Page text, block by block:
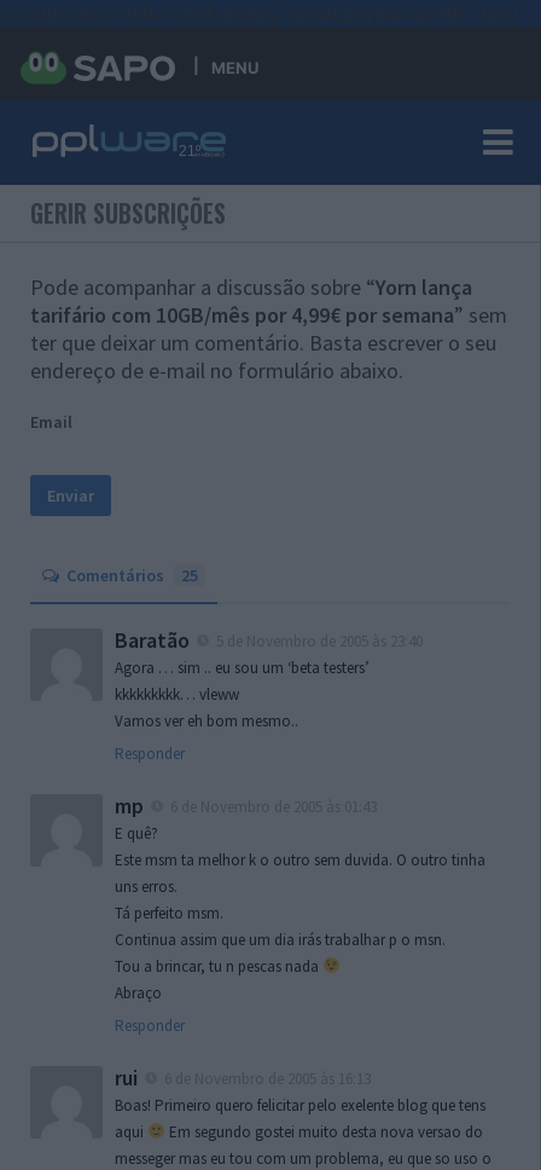
MENU
GERIR SUBSCRIÇÕES
Pode acompanhar a discussão sobre “Yorn lança
tarifário com 10GB/mês por 4,99€ por semana” sem
ter que deixar um comentário. Basta escrever o seu
endereço de e-mail no formulário abaixo.
Email
Comentários 25
Baratão
Agora … sim .. eu sou um ‘beta testers’
kkkkkkkkk… vleww
Vamos ver eh bom mesmo..
Responder
mp
E quê?
Este msm ta melhor k o outro sem duvida. O outro tinha
uns erros.
Tá perfeito msm.
Continua assim que um dia irás trabalhar p o msn.
Tou a brincar, tu n pescas nada
Abraço
Responder
rui
Boas! Primeiro quero felicitar pelo exelente blog que tens
aqui
Em segundo gostei muito desta nova versao do
messeger mas eu tou com um problema, eu que so uso o